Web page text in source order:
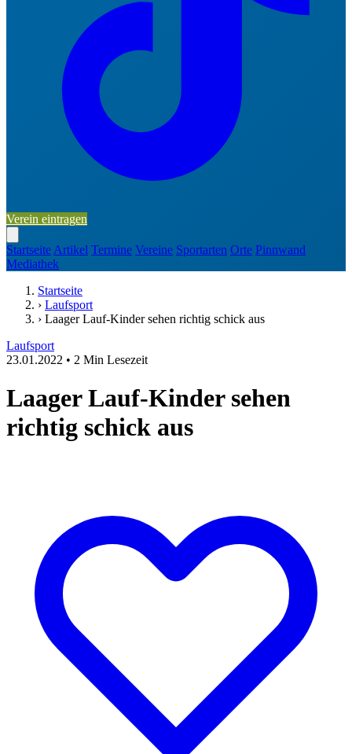
Verein eintragen
Startseite Artikel Termine Vereine Sportarten Orte Pinnwand
Mediathek
Startseite
› Laufsport
› Laager Lauf-Kinder sehen richtig schick aus
Laufsport
23.01.2022 • 2 Min Lesezeit
Laager Lauf-Kinder sehen
richtig schick aus